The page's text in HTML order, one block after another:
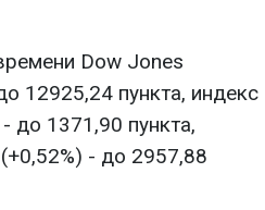
Dow Jones
12925,24 пункта, индекс
до 1371,90 пункта,
- до 2957,88